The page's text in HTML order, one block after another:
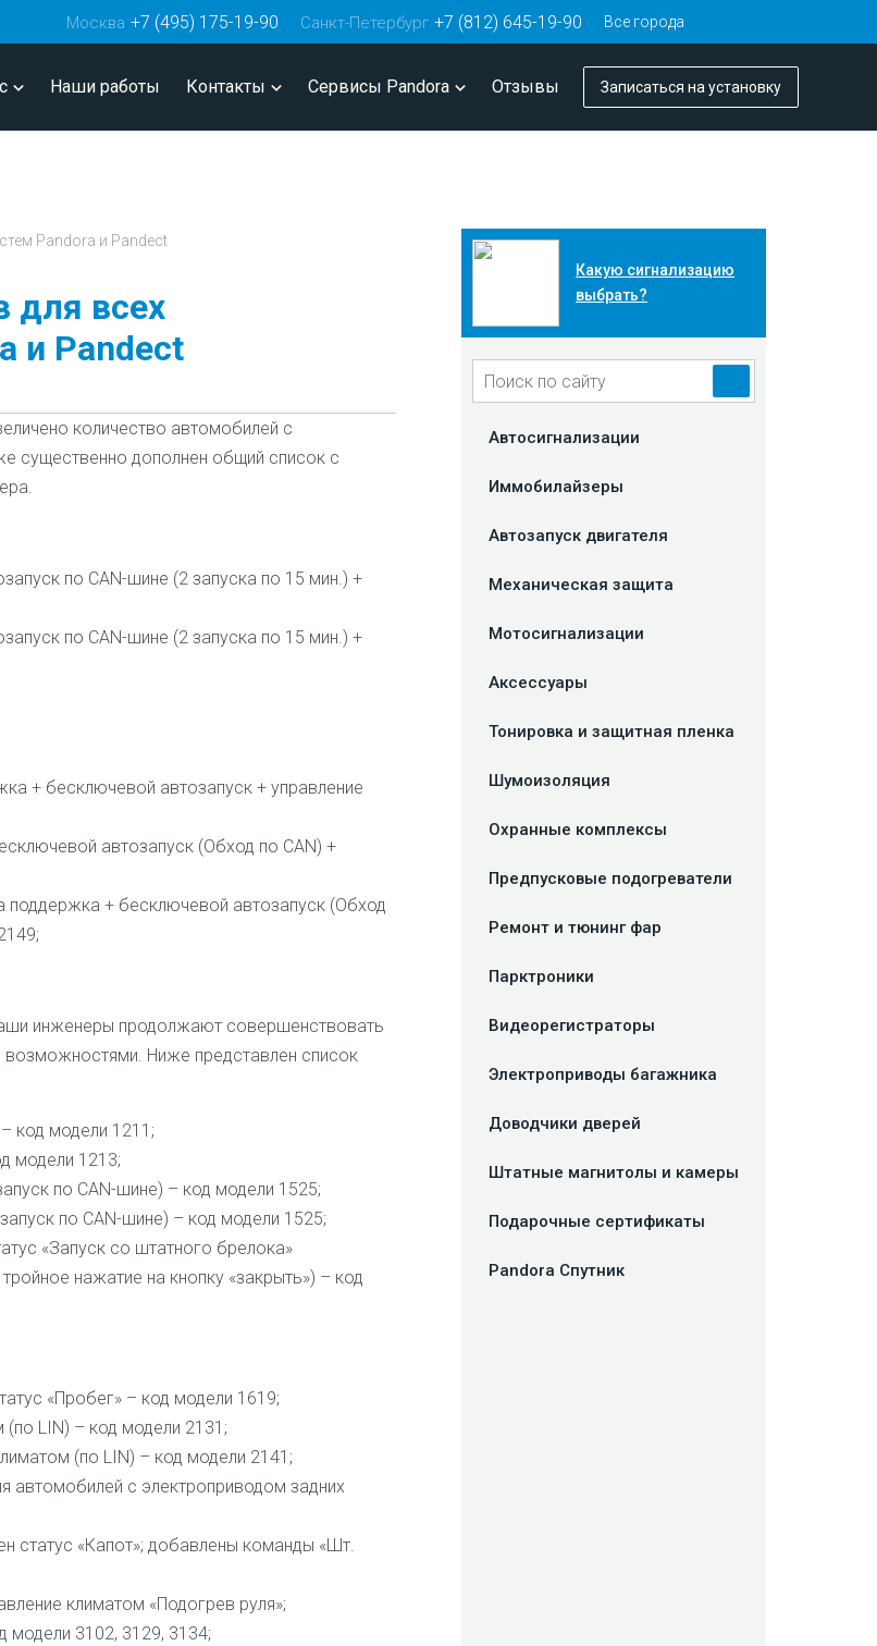
Москва +7 (495) 175-19-90 Санкт-Петербург +7 (812) 645-19-90 Все города
Наши работы Контакты Сервисы Pandora Отзывы Записаться на установку
Pandora и Pandect
для всех
и Pandect
количество автомобилей с
существенно дополнен общий список с
по CAN-шине (2 запуска по 15 мин.) +
по CAN-шине (2 запуска по 15 мин.) +
+ бесключевой автозапуск + управление
автозапуск (Обход по CAN) +
поддержка + бесключевой автозапуск (Обход
инженеры продолжают совершенствовать
Ниже представлен список
код модели 1211;
модели 1213;
по CAN-шине) – код модели 1525;
по CAN-шине) – код модели 1525;
«Запуск со штатного брелока»
нажатие на кнопку «закрыть») – код
«Пробег» – код модели 1619;
(по LIN) – код модели 2131;
(по LIN) – код модели 2141;
автомобилей с электроприводом задних
статус «Капот»; добавлены команды «Шт.
климатом «Подогрев руля»;
модели 3102, 3129, 3134;
Какую сигнализацию
выбрать?
Автосигнализации
Иммобилайзеры
Автозапуск двигателя
Механическая защита
Мотосигнализации
Аксессуары
Тонировка и защитная пленка
Шумоизоляция
Охранные комплексы
Предпусковые подогреватели
Ремонт и тюнинг фар
Парктроники
Видеорегистраторы
Электроприводы багажника
Доводчики дверей
Штатные магнитолы и камеры
Подарочные сертификаты
Pandora Спутник